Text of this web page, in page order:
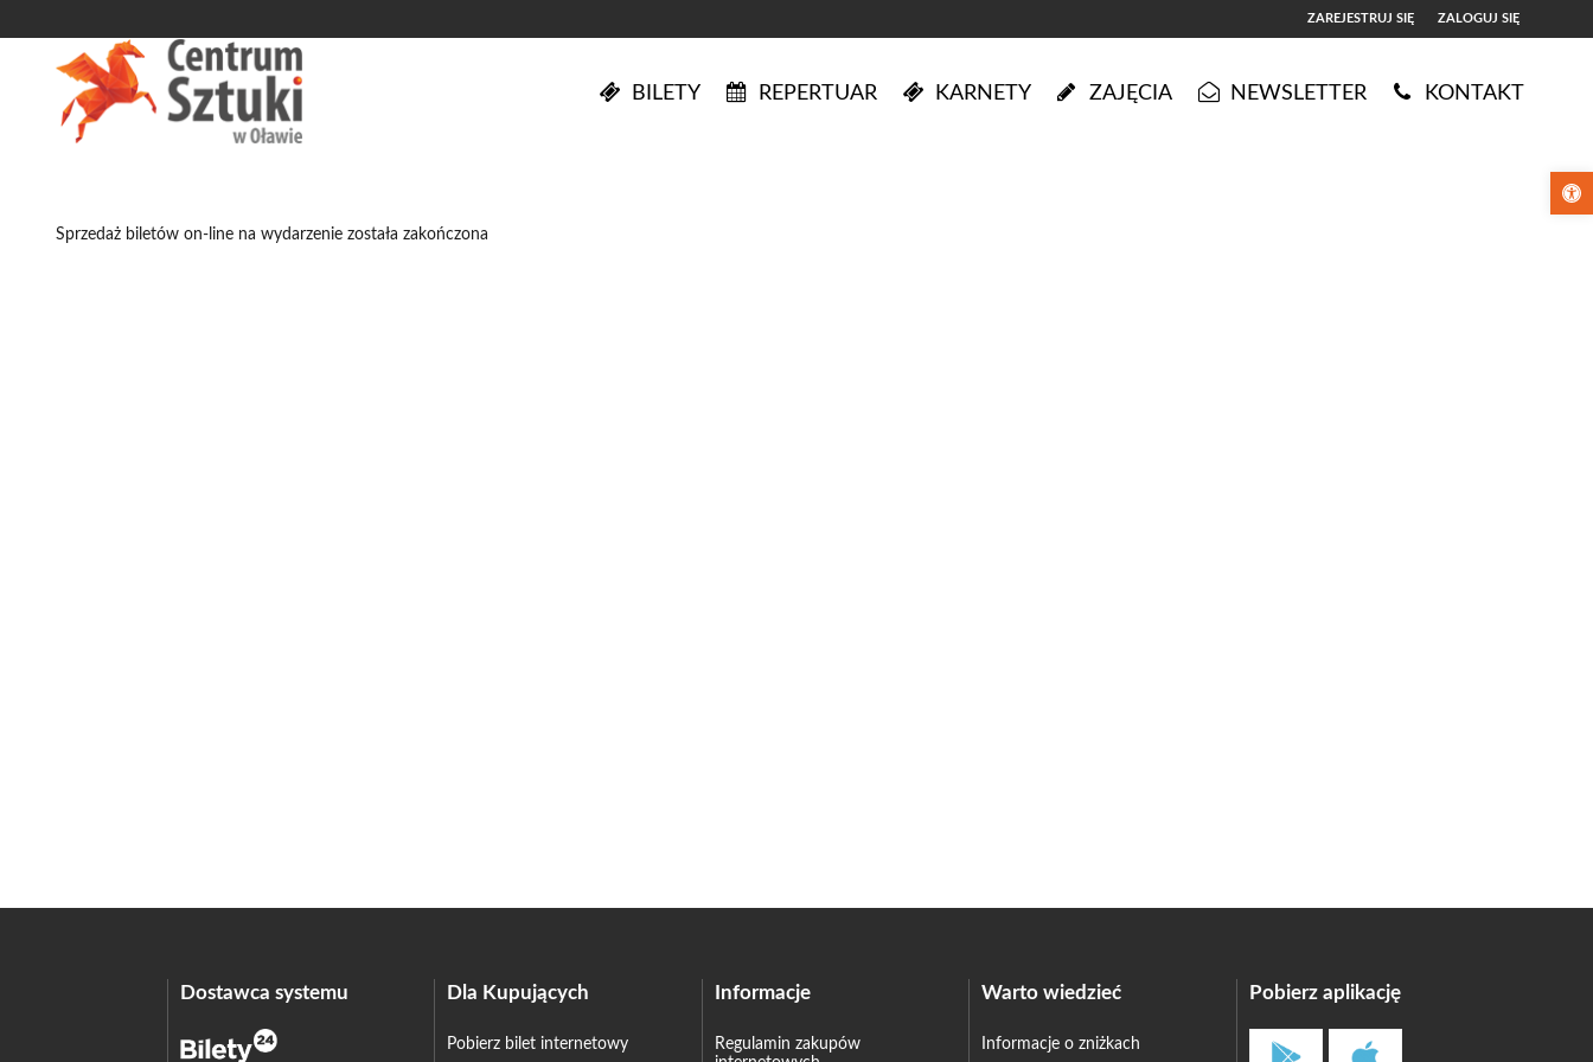
Otwórz
ZAREJESTRUJ SIĘ ZALOGUJ SIĘ
BILETY REPERTUAR KARNETY ZAJĘCIA NEWSLETTER KONTAKT
Sprzedaż biletów on-line na wydarzenie została zakończona
Dostawca systemu Dla Kupujących
Pobierz bilet internetowy
Informacje
Regulamin zakupów
Warto wiedzieć
Informacje o zniżkach
Pobierz aplikację